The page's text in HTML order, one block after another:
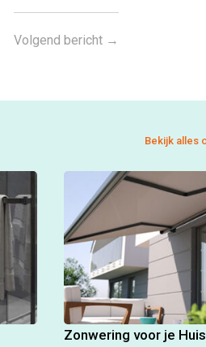
Volgend bericht→
Bekijk alles
Zonwering voor je Huis